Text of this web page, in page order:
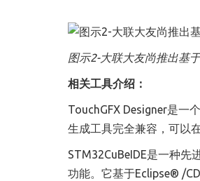
图示2-大联大友尚推出基
相关工具介绍：
TouchGFX Designer是一
生成工具完全兼容，可以
STM32CuBeIDE是一种先
功能。它基于Eclipse® /